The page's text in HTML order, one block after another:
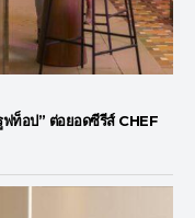
ฟท็อป” ต่อยอดซีรีส์ CHEF